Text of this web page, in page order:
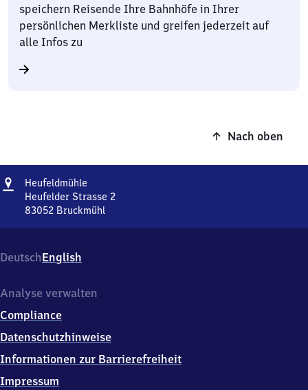
speichern Reisende Ihre Bahnhöfe in Ihrer
persönlichen Merkliste und greifen jederzeit auf
alle Infos zu
Nach oben
Adresse
Heufeldmühle
Heufelder Strasse 2
83052 Bruckmühl
Strasse
2,
3
5
2
DeutschEnglish
Analyse verwalten
Compliance
Datenschutzhinweise
Informationen zur Barrierefreiheit
Impressum